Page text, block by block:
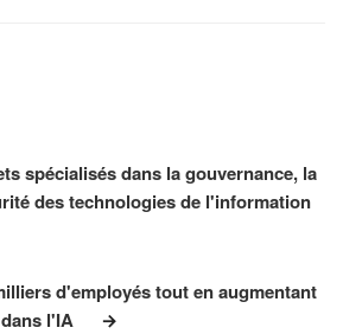
spécialisés dans la gouvernance, la
des technologies de l'information
d'employés tout en augmentant
l'IA